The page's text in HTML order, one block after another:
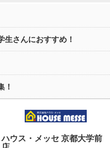
さんにおすすめ！
！
ハウス・メッセ 京都大学前